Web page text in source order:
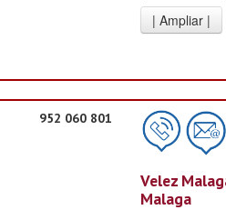
952 060 801
Velez
Malaga